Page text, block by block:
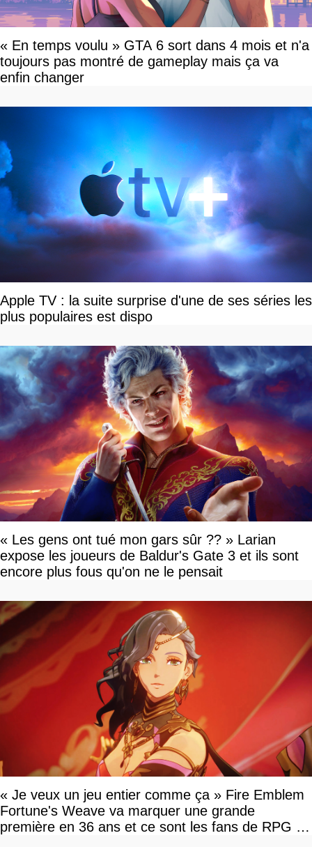
« En temps voulu » GTA 6 sort dans 4 mois et n'a
toujours pas montré de gameplay mais ça va
enfin changer
Apple TV : la suite surprise d'une de ses séries les
plus populaires est dispo
« Les gens ont tué mon gars sûr ?? » Larian
expose les joueurs de Baldur's Gate 3 et ils sont
encore plus fous qu'on ne le pensait
« Je veux un jeu entier comme ça » Fire Emblem
Fortune's Weave va marquer une grande
première en 36 ans et ce sont les fans de RPG en